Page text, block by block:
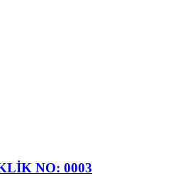
NO: 0003